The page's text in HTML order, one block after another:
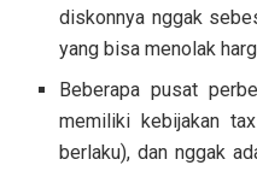
diskonnya nggak
yang bisa menolak
Beberapa pusat
memiliki kebijakan
berlaku), dan nggak